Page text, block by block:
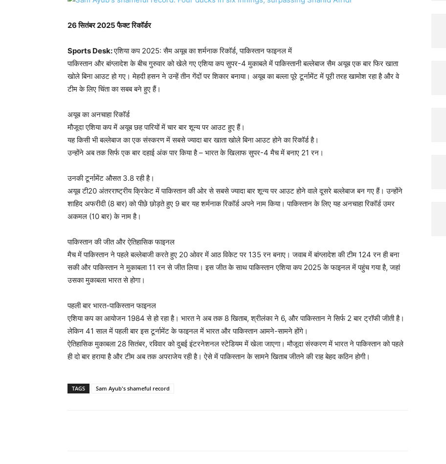
26सितंबर 2025 फैक्ट रिकॉर्डर
Sports Desk:एशिया कप 2025: सैम अयूब का शर्मनाक रिकॉर्ड, पाकिस्तान फाइनल में
पाकिस्तान और बांग्लादेश के बीच गुरुवार को खेले गए एशिया कप सुपर-4 मुकाबले में पाकिस्तानी बल्लेबाज सैम अयूब एक बार फिर खाता
खोले बिना आउट हो गए। मेहदी हसन ने उन्हें तीन गेंदों पर शिकार बनाया। अयूब का बल्ला पूरे टूर्नामेंट में पूरी तरह खामोश रहा है और वे
टीम के लिए चिंता का सबब बने हुए हैं।
अयूब का अनचाहा रिकॉर्ड
मौजूदा एशिया कप में अयूब छह पारियों में चार बार शून्य पर आउट हुए हैं।
यह किसी भी बल्लेबाज का एक संस्करण में सबसे ज्यादा बार खाता खोले बिना आउट होने का रिकॉर्ड है।
उन्होंने अब तक सिर्फ एक बार दहाई अंक पार किया है – भारत के खिलाफ सुपर-4 मैच में बनाए 21 रन।
उनकी टूर्नामेंट औसत 3.8 रही है।
अयूब टी20 अंतरराष्ट्रीय क्रिकेट में पाकिस्तान की ओर से सबसे ज्यादा बार शून्य पर आउट होने वाले दूसरे बल्लेबाज बन गए हैं। उन्होंने
शाहिद अफरीदी (8 बार) को पीछे छोड़ते हुए 9 बार यह शर्मनाक रिकॉर्ड अपने नाम किया। पाकिस्तान के लिए यह अनचाहा रिकॉर्ड उमर
अकमल (10 बार) के नाम है।
पाकिस्तान की जीत और ऐतिहासिक फाइनल
मैच में पाकिस्तान ने पहले बल्लेबाजी करते हुए 20 ओवर में आठ विकेट पर 135 रन बनाए। जवाब में बांग्लादेश की टीम 124 रन ही बना
सकी और पाकिस्तान ने मुकाबला 11 रन से जीत लिया। इस जीत के साथ पाकिस्तान एशिया कप 2025 के फाइनल में पहुंच गया है, जहां
उसका मुकाबला भारत से होगा।
पहली बार भारत-पाकिस्तान फाइनल
एशिया कप का आयोजन 1984 से हो रहा है। भारत ने अब तक 8 खिताब, श्रीलंका ने 6, और पाकिस्तान ने सिर्फ 2 बार ट्रॉफी जीती है।
लेकिन 41 साल में पहली बार इस टूर्नामेंट के फाइनल में भारत और पाकिस्तान आमने-सामने होंगे।
ऐतिहासिक मुकाबला 28 सितंबर, रविवार को दुबई इंटरनेशनल स्टेडियम में खेला जाएगा। मौजूदा संस्करण में भारत ने पाकिस्तान को पहले
ही दो बार हराया है और टीम अब तक अपराजेय रही है। ऐसे में पाकिस्तान के सामने खिताब जीतने की राह बेहद कठिन होगी।
TAGS Sam Ayub's shameful record